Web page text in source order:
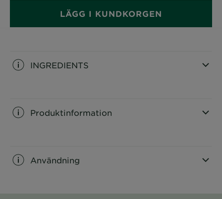
LÄGG I KUNDKORGEN
INGREDIENTS
Produktinformation
Användning